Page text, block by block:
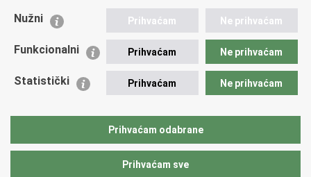
Udruge
Policijska akademija
Zaklada policijske solidarnosti
Vučetić"
Nužni Prihvaćam Ne prihvaćam
Funkcionalni Prihvaćam Ne prihvaćam
Statistički Prihvaćam Ne prihvaćam
Prihvaćam odabrane
Prihvaćam sve